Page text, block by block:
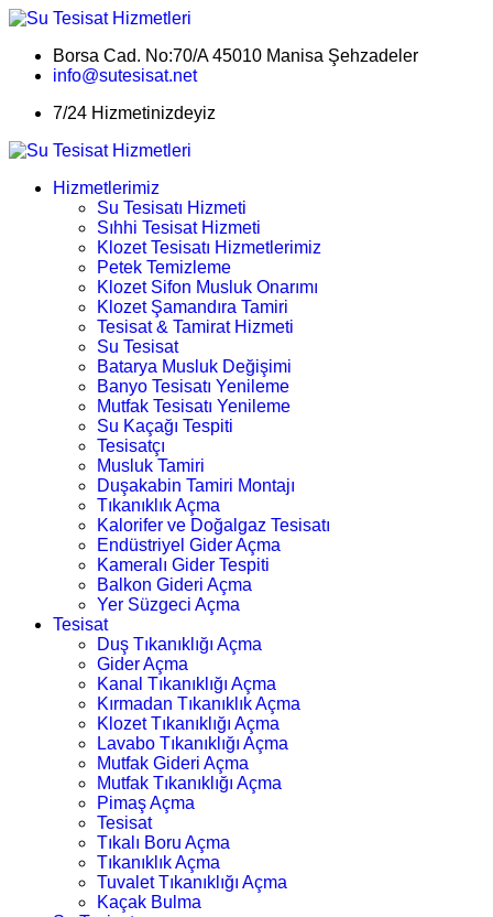
Borsa Cad. No:70/A 45010 Manisa Şehzadeler
info@sutesisat.net
7/24 Hizmetinizdeyiz
Hizmetlerimiz
Su Tesisatı Hizmeti
Sıhhi Tesisat Hizmeti
Klozet Tesisatı Hizmetlerimiz
Petek Temizleme
Klozet Sifon Musluk Onarımı
Klozet Şamandıra Tamiri
Tesisat & Tamirat Hizmeti
Su Tesisat
Batarya Musluk Değişimi
Banyo Tesisatı Yenileme
Mutfak Tesisatı Yenileme
Su Kaçağı Tespiti
Tesisatçı
Musluk Tamiri
Duşakabin Tamiri Montajı
Tıkanıklık Açma
Kalorifer ve Doğalgaz Tesisatı
Endüstriyel Gider Açma
Kameralı Gider Tespiti
Balkon Gideri Açma
Yer Süzgeci Açma
Tesisat
Duş Tıkanıklığı Açma
Gider Açma
Kanal Tıkanıklığı Açma
Kırmadan Tıkanıklık Açma
Klozet Tıkanıklığı Açma
Lavabo Tıkanıklığı Açma
Mutfak Gideri Açma
Mutfak Tıkanıklığı Açma
Pimaş Açma
Tesisat
Tıkalı Boru Açma
Tıkanıklık Açma
Tuvalet Tıkanıklığı Açma
Kaçak Bulma